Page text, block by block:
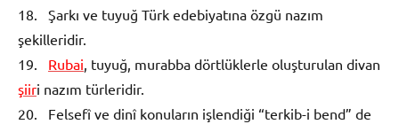
18. Şarkı ve tuyuğ Türk edebiyatına özgü nazım
şekilleridir.
19. Rubai, tuyuğ, murabba dörtlüklerle oluşturulan divan
şiiri nazım türleridir.
20. Felsefî ve dinî konuların işlendiği “terkib-i bend” de